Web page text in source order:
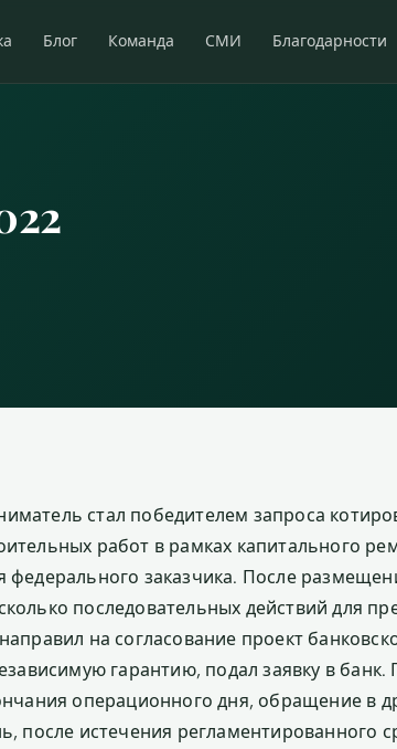
Блог Команда СМИ Благодарности
стал победителем запроса
работ в рамках капитального
федерального заказчика. После
последовательных действий для
на согласование проект
гарантию, подал заявку в
операционного дня, обращение в
после истечения регламентированного